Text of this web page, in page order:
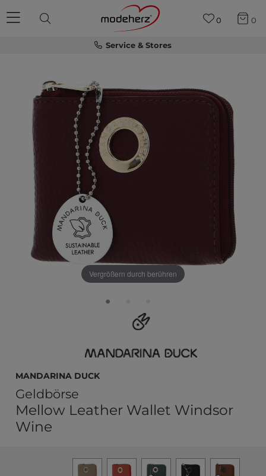
Service & Stores
0 0
Vergrößern durch berühren
MANDARINA DUCK
Geldbörse
Mellow Leather Wallet Windsor
Wine